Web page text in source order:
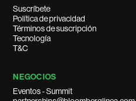
Suscríbete
Política de privacidad
Términos de suscripción
Tecnología
T&C
NEGOCIOS
Eventos - Summit